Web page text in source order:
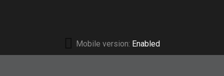
Mobile version: Enabled